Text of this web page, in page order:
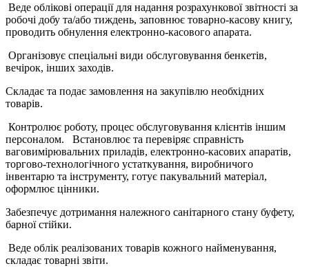
Веде облікові операції для надання розрахункової звітності за
робочі добу та/або тиждень, заповнює товарно-касову книгу,
проводить обнулення електронно-касового апарата.
Організовує спеціальні види обслуговування бенкетів,
вечірок, інших заходів.
Складає та подає замовлення на закупівлю необхідних
товарів.
Контролює роботу, процес обслуговування клієнтів іншим
персоналом. Встановлює та перевіряє справність
ваговимірювальних приладів, електронно-касових апаратів,
торгово-технологічного устаткування, виробничого
інвентарю та інструменту, готує пакувальний матеріал,
оформлює цінники.
Забезпечує дотримання належного санітарного стану буфету,
барної стійки.
Веде облік реалізованих товарів кожного найменування,
складає товарні звіти.